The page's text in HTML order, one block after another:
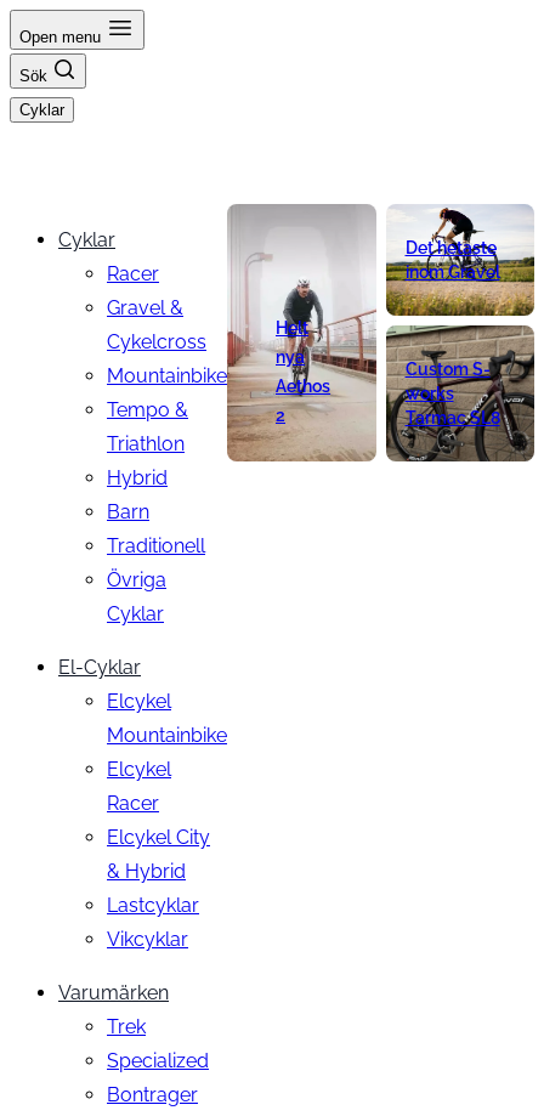
Hoppa
till
innehåll
Open menu
Sök
Cyklar
Cyklar
Racer
Gravel &
Cykelcross
Mountainbike
Tempo &
Triathlon
Hybrid
Barn
Traditionell
Övriga
Cyklar
El-Cyklar
Elcykel
Mountainbike
Elcykel
Racer
Elcykel City
& Hybrid
Lastcyklar
Vikcyklar
Varumärken
Trek
Specialized
Bontrager
Helt
nya
Aethos
2
Det hetaste
inom Gravel
Custom S-
works
Tarmac SL8